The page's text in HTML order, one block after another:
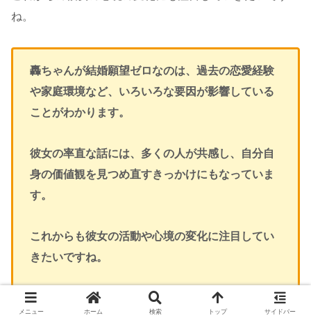
ね。
轟ちゃんが結婚願望ゼロなのは、過去の恋愛経験
や家庭環境など、いろいろな要因が影響している
ことがわかります。
彼女の率直な話には、多くの人が共感し、自分自
身の価値観を見つめ直すきっかけにもなっていま
す。
これからも彼女の活動や心境の変化に注目してい
きたいですね。
恋愛や結婚に対する価値観って本当に人それぞれ
メニュー ホーム 検索 トップ サイドバー